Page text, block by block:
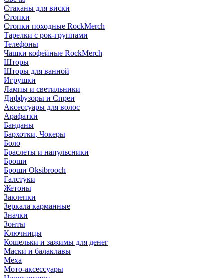
Стаканы для виски
Стопки
Стопки походные RockMerch
Тарелки с рок-группами
Телефоны
Чашки кофейные RockMerch
Шторы
Шторы для ванной
Игрушки
Лампы и светильники
Диффузоры и Спреи
Аксессуары для волос
Арафатки
Банданы
Бархотки, Чокеры
Боло
Браслеты и напульсники
Броши
Броши Oksibrooch
Галстуки
Жетоны
Заклепки
Зеркала карманные
Значки
Зонты
Ключницы
Кошельки и зажимы для денег
Маски и балаклавы
Меха
Мото-аксессуары